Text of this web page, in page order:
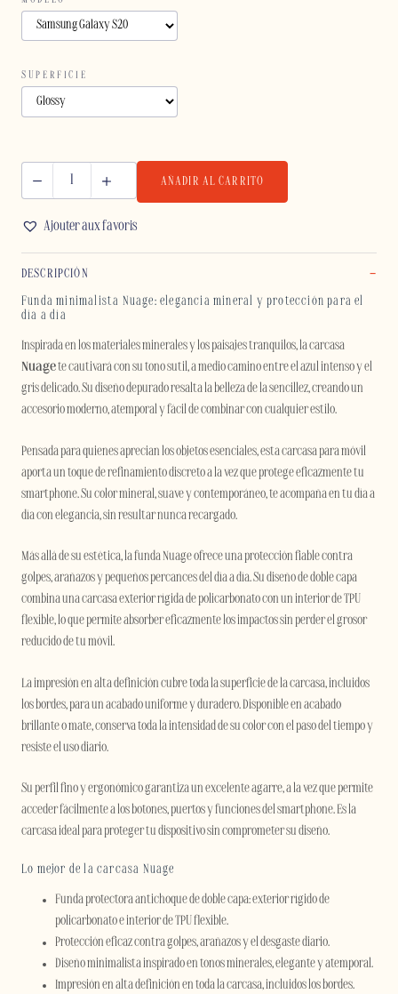
SUPERFICIE
SAMSUNG
cantidad
AÑADIR AL CARRITO
Ajouter aux favoris
DESCRIPCIÓN
Funda minimalista Nuage: elegancia mineral y protección para el
día a día
Inspirada en los materiales minerales y los paisajes tranquilos, la carcasa
Nuagete cautivará con su tono sutil, a medio camino entre el azul intenso y el
gris delicado. Su diseño depurado resalta la belleza de la sencillez, creando un
accesorio moderno, atemporal y fácil de combinar con cualquier estilo.
Pensada para quienes aprecian los objetos esenciales, esta carcasa para móvil
aporta un toque de refinamiento discreto a la vez que protege eficazmente tu
smartphone. Su color mineral, suave y contemporáneo, te acompaña en tu día a
día con elegancia, sin resultar nunca recargado.
Más allá de su estética, la funda Nuage ofrece una protección fiable contra
golpes, arañazos y pequeños percances del día a día. Su diseño de doble capa
combina una carcasa exterior rígida de policarbonato con un interior de TPU
flexible, lo que permite absorber eficazmente los impactos sin perder el grosor
reducido de tu móvil.
La impresión en alta definición cubre toda la superficie de la carcasa, incluidos
los bordes, para un acabado uniforme y duradero. Disponible en acabado
brillante o mate, conserva toda la intensidad de su color con el paso del tiempo y
resiste el uso diario.
Su perfil fino y ergonómico garantiza un excelente agarre, a la vez que permite
acceder fácilmente a los botones, puertos y funciones del smartphone. Es la
carcasa ideal para proteger tu dispositivo sin comprometer su diseño.
Lo mejor de la carcasa Nuage
Funda protectora antichoque de doble capa: exterior rígido de
policarbonato e interior de TPU flexible.
Protección eficaz contra golpes, arañazos y el desgaste diario.
Diseño minimalista inspirado en tonos minerales, elegante y atemporal.
Impresión en alta definición en toda la carcasa, incluidos los bordes.